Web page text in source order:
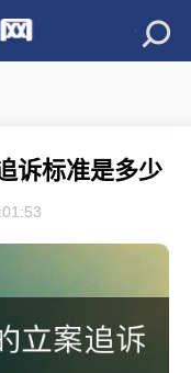
诉标准是多少